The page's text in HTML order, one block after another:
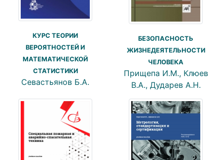
КУРС ТЕОРИИ
ВЕРОЯТНОСТЕЙ И
МАТЕМАТИЧЕСКОЙ
СТАТИСТИКИ
Севастьянов Б.А.
БЕЗОПАСНОСТЬ
ЖИЗНЕДЕЯТЕЛЬНОСТИ
ЧЕЛОВЕКА
Прищепа И.М., Клюев
В.А., Дударев А.Н.